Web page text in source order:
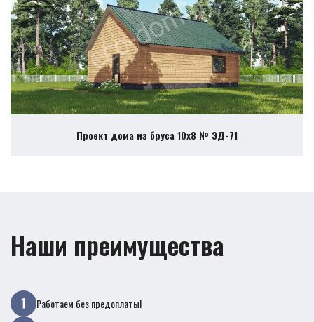
Проект дома из бруса 10х8 № ЭД-71
Наши преимущества
Работаем без предоплаты!